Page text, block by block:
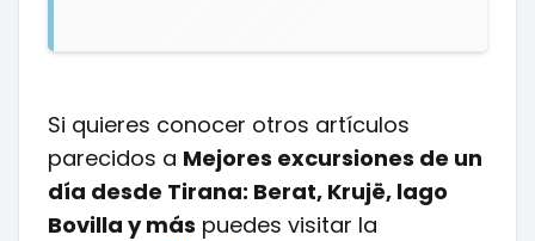
Si quieres conocer otros artículos
parecidos a Mejores excursiones de un
día desde Tirana: Berat, Krujë, lago
Bovilla y más puedes visitar la